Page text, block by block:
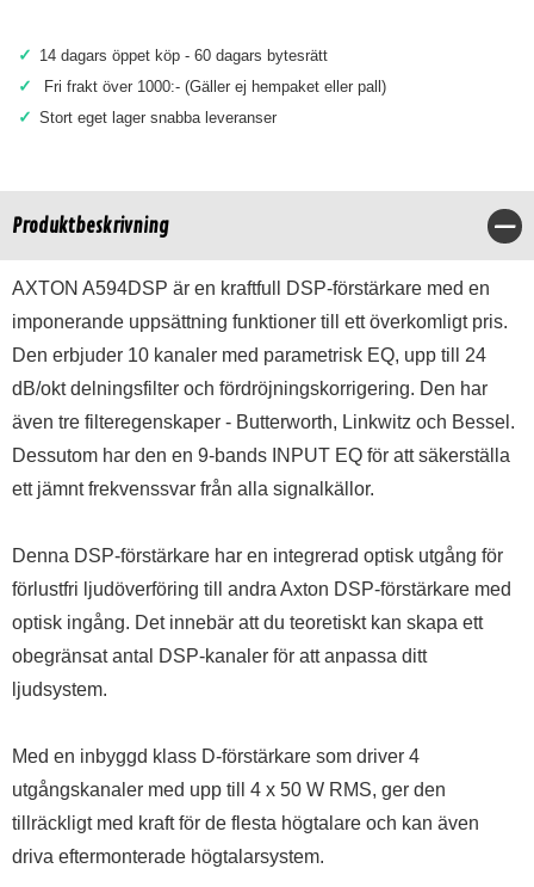
✓ 14 dagars öppet köp - 60 dagars bytesrätt
✓ Fri frakt över 1000:- (Gäller ej hempaket eller pall)
✓ Stort eget lager snabba leveranser
Produktbeskrivning
AXTON A594DSP är en kraftfull DSP-förstärkare med en
imponerande uppsättning funktioner till ett överkomligt pris.
Den erbjuder 10 kanaler med parametrisk EQ, upp till 24
dB/okt delningsfilter och fördröjningskorrigering. Den har
även tre filteregenskaper - Butterworth, Linkwitz och Bessel.
Dessutom har den en 9-bands INPUT EQ för att säkerställa
ett jämnt frekvenssvar från alla signalkällor.
Denna DSP-förstärkare har en integrerad optisk utgång för
förlustfri ljudöverföring till andra Axton DSP-förstärkare med
optisk ingång. Det innebär att du teoretiskt kan skapa ett
obegränsat antal DSP-kanaler för att anpassa ditt
ljudsystem.
Med en inbyggd klass D-förstärkare som driver 4
utgångskanaler med upp till 4 x 50 W RMS, ger den
tillräckligt med kraft för de flesta högtalare och kan även
driva eftermonterade högtalarsystem.